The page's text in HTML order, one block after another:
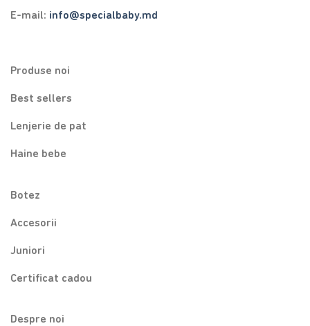
E-mail: info@specialbaby.md
Produse noi
Best sellers
Lenjerie de pat
Haine bebe
Botez
Accesorii
Juniori
Certificat cadou
Despre noi